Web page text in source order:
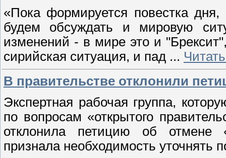
«Пока формируется повестка
будем обсуждать и мировую
изменений - в мире это и
сирийская ситуация, и пад ...
В правительстве отклонили
Экспертная рабочая группа,
по вопросам «открытого
отклонила петицию об отмене
признала необходимость уточнять